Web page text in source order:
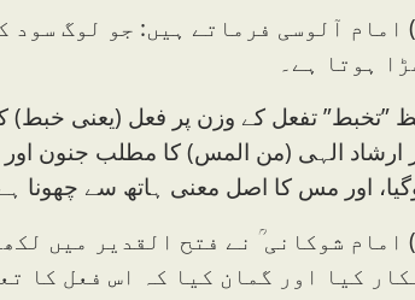
(5) امام آلوسی فرماتے ہیں: جو لوگ
ہوتا ہے۔
”تخبط” تفعل کے وزن پر فعل (یعنی
ارشاد الہی (من المس) کا مطلب جنون
اور مس کا اصل معنی ہاتھ سے چھونا
(6) امام شوکانی ؒ نے فتح القدیر میں
کیا اور گمان کیا کہ اس فعل کا